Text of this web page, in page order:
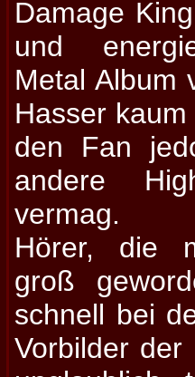
Damage
und
Metal Album
Hasser
den Fan
andere
vermag.
Hörer, die
groß
schnell bei
Vorbilder